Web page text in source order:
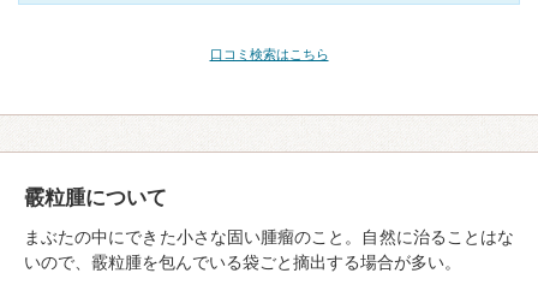
口コミ検索はこちら
霰粒腫について
まぶたの中にできた小さな固い腫瘤のこと。自然に治ることはな
いので、霰粒腫を包んでいる袋ごと摘出する場合が多い。